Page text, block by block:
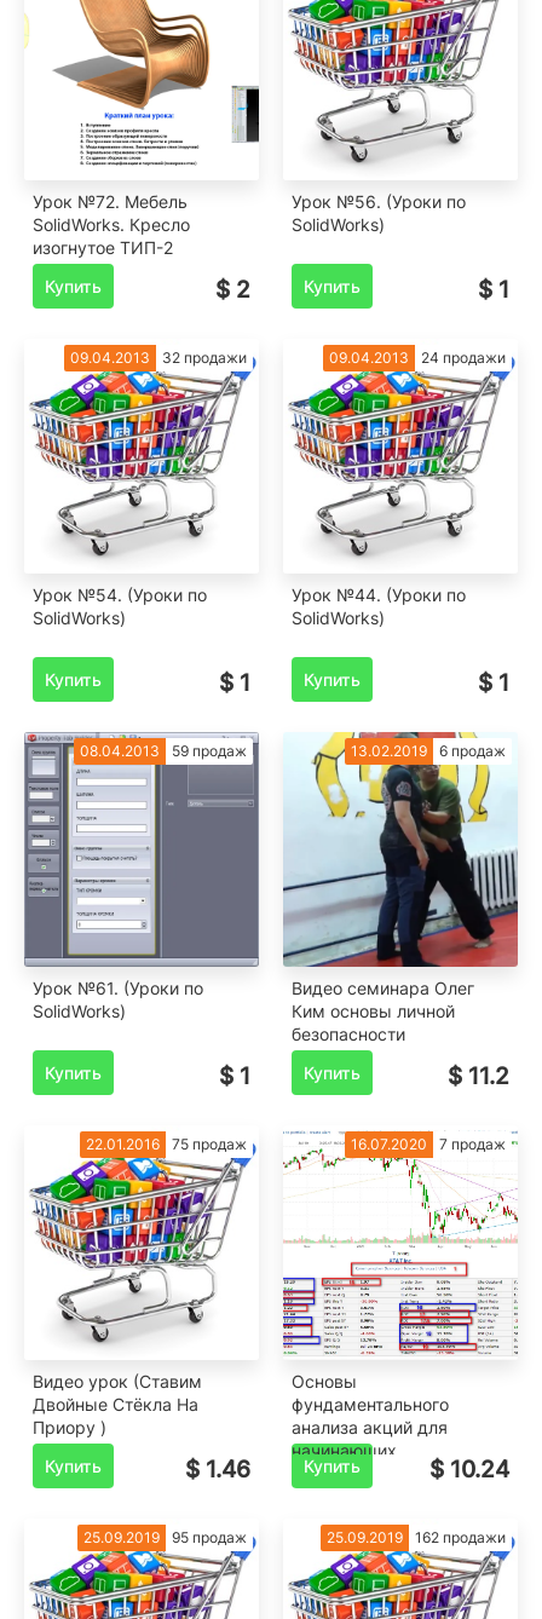
Урок №72. Мебель
SolidWorks. Кресло
изогнутое ТИП-2
Купить
$ 2
Урок №56. (Уроки по
SolidWorks)
Купить $ 1
09.04.2013 32 продажи
Урок №54. (Уроки по
SolidWorks)
Купить $ 1
09.04.2013 24 продажи
Урок №44. (Уроки по
SolidWorks)
Купить $ 1
08.04.2013 59 продаж
Урок №61. (Уроки по
SolidWorks)
Купить $ 1
13.02.2019 6 продаж
Видео семинара Олег
Ким основы личной
безопасности
Купить
$ 11.2
22.01.2016 75 продаж
Видео урок (Ставим
Двойные Стёкла На
Приору )
Купить
$ 1.46
16.07.2020 7 продаж
Основы
фундаментального
анализа акций для
начинающих.
Купить $ 10.24
25.09.2019 95 продаж 25.09.2019 162 продажи